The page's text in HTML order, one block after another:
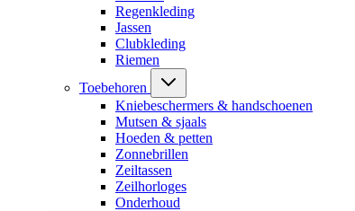
Regenkleding
Jassen
Clubkleding
Riemen
Toebehoren
Kniebeschermers & handschoenen
Mutsen & sjaals
Hoeden & petten
Zonnebrillen
Zeiltassen
Zeilhorloges
Onderhoud